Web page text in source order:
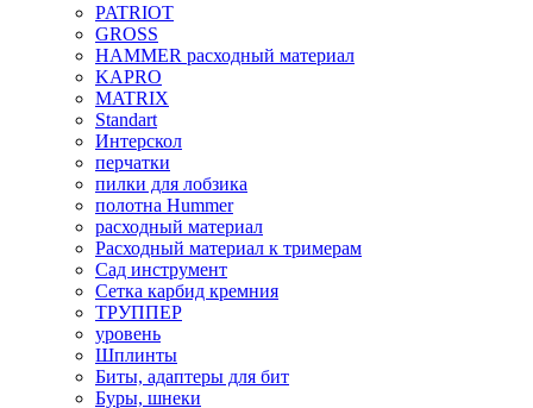
PATRIOT
GROSS
HAMMER расходный материал
KAPRO
MATRIX
Standart
Интерскол
перчатки
пилки для лобзика
полотна Hummer
расходный материал
Расходный материал к тримерам
Сад инструмент
Сетка карбид кремния
ТРУППЕР
уровень
Шплинты
Биты, адаптеры для бит
Буры, шнеки